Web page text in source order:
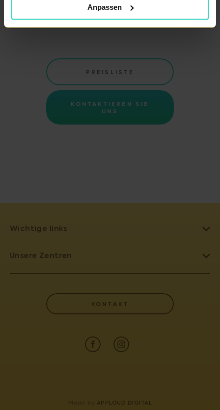
Anpassen
PREISLISTE
KONTAKTIEREN SIE
UNS
Wichtige links
EIZELLSPENDE TSCHECHIEN
WÖRTERBUCH DER BEGRIFFE
PATIENTENINFORMATION
Unsere Zentren
TEPLITZ - PRONATAL NORD
PRAG 6 - PRONATAL PLUS
KARLSBAD - PRONATAL SPA
PRAG 4 - PRONATAL SANATORIUM
KONTAKT
APPLOUD DIGITAL